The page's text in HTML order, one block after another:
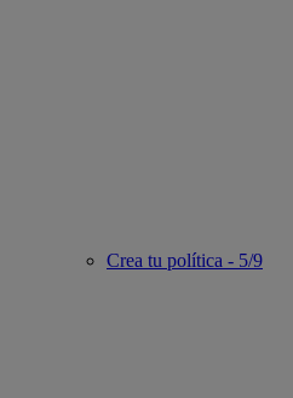
Crea tu política - 5/9